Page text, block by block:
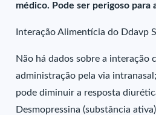
médico. Pode ser perigoso para
Interação Alimentícia do Ddavp
Não há dados sobre a interação
administração pela via
pode diminuir a resposta
Desmopressina (substância